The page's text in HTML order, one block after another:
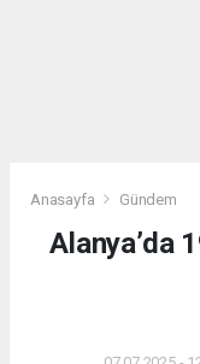
Anasayfa Gündem
Alanya’da